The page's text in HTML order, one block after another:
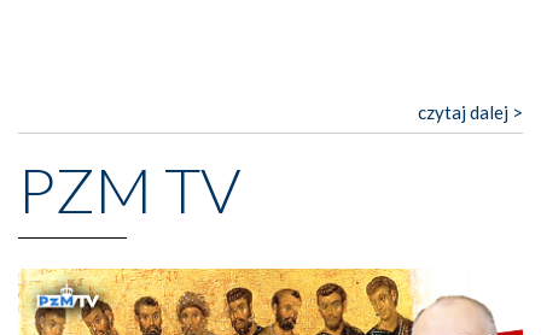
czytaj dalej >
PZM TV